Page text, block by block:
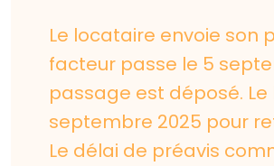
Le locataire envoie son
facteur passe le 5
passage est déposé.
septembre 2025 pour
Le délai de préavis